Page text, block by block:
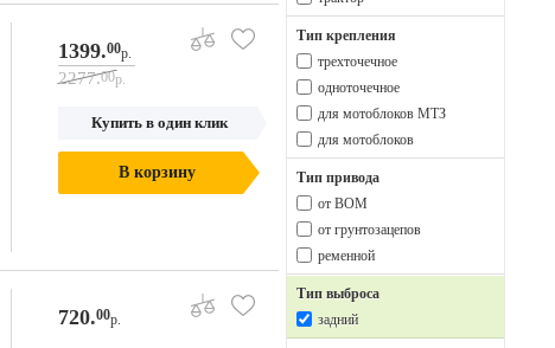
1399.00р.
2277.00р.
Купить в один клик
В корзину
720.00р.
Тип крепления
трехточечное
одноточечное
для мотоблоков МТЗ
для мотоблоков
Тип привода
от ВОМ
от грунтозацепов
ременной
Тип выброса
задний